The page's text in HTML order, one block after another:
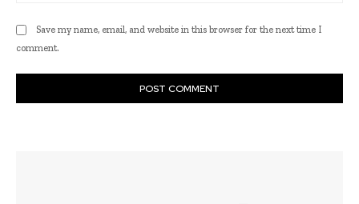
Save my name, email, and website in this browser for the next time I
comment.